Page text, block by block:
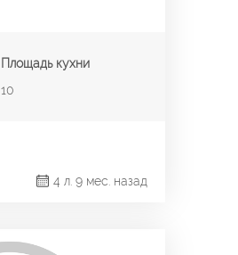
Площадь кухни
10
4 л. 9 мес. назад